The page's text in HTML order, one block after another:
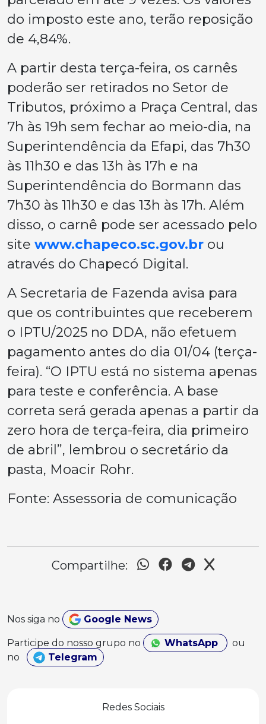
do imposto este ano, terão reposição
de 4,84%.
A partir desta terça-feira, os carnês
poderão ser retirados no Setor de
Tributos, próximo a Praça Central, das
7h às 19h sem fechar ao meio-dia, na
Superintendência da Efapi, das 7h30
às 11h30 e das 13h às 17h e na
Superintendência do Bormann das
7h30 às 11h30 e das 13h às 17h. Além
disso, o carnê pode ser acessado pelo
site www.chapeco.sc.gov.br ou
através do Chapecó Digital.
A Secretaria de Fazenda avisa para
que os contribuintes que receberem
o IPTU/2025 no DDA, não efetuem
pagamento antes do dia 01/04 (terça-
feira). “O IPTU está no sistema apenas
para teste e conferência. A base
correta será gerada apenas a partir da
zero hora de terça-feira, dia primeiro
de abril”, lembrou o secretário da
pasta, Moacir Rohr.
Fonte: Assessoria de comunicação
Compartilhe:
Nos siga no Google News
Participe do nosso grupo no WhatsApp
ou
no
Telegram
Redes Sociais